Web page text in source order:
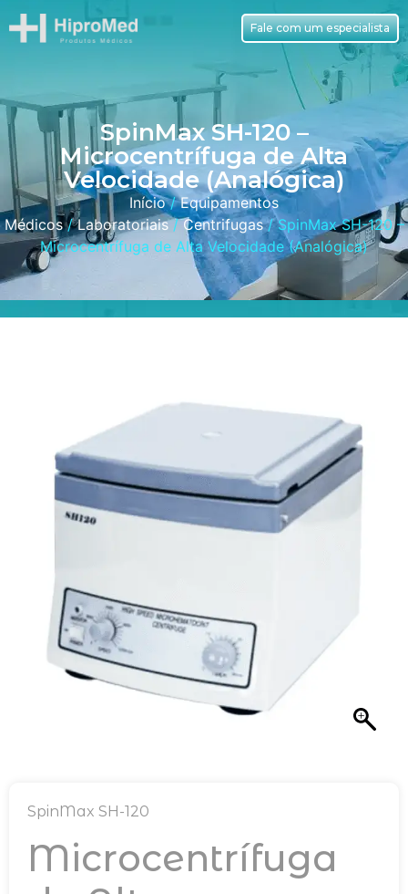
Fale com um especialista
SpinMax SH-120 –
Microcentrífuga de Alta
Velocidade (Analógica)
Início/Equipamentos
Médicos/Laboratoriais/Centrifugas/ SpinMax SH-120 –
Microcentrífuga de Alta Velocidade (Analógica)
SpinMax SH-120
Microcentrífuga